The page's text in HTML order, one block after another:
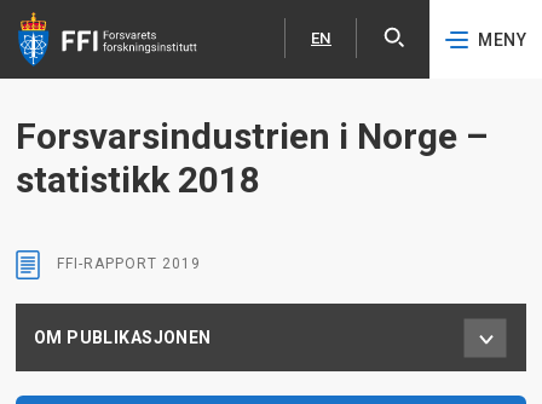
Hopp til hovedinnhold
EN
English MENY
Forsvarsindustrien i Norge –
statistikk 2018
FFI-RAPPORT 2019
OM PUBLIKASJONEN